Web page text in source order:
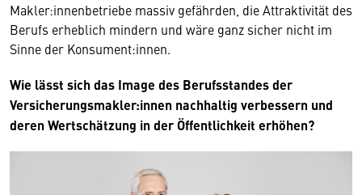
Makler:innenbetriebe massiv gefährden, die Attraktivität des
Berufs erheblich mindern und wäre ganz sicher nicht im
Sinne der Konsument:innen.
Wie lässt sich das Image des Berufsstandes der
Versicherungsmakler:innen nachhaltig verbessern und
deren Wertschätzung in der Öffentlichkeit erhöhen?